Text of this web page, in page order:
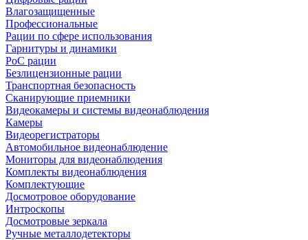
Влагозащищенные
Профессиональные
Рации по сфере использования
Гарнитуры и динамики
PoC рации
Безлицензионные рации
Транспортная безопасность
Сканирующие приемники
Видеокамеры и системы видеонаблюдения
Камеры
Видеорегистраторы
Автомобильное видеонаблюдение
Мониторы для видеонаблюдения
Комплекты видеонаблюдения
Комплектующие
Досмотровое оборудование
Интроскопы
Досмотровые зеркала
Ручные металлодетекторы